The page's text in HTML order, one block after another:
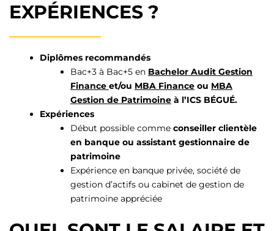
EXPÉRIENCES ?
Diplômes recommandés
Bac+3 à Bac+5 en Bachelor Audit Gestion
Finance et/ou MBA Finance ou MBA
Gestion de Patrimoine à l’ICS BÉGUÉ.
Expériences
Début possible comme conseiller clientèle
en banque ou assistant gestionnaire de
patrimoine
Expérience en banque privée, société de
gestion d’actifs ou cabinet de gestion de
patrimoine appréciée